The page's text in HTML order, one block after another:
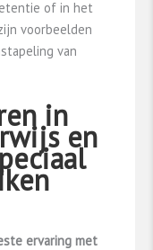
of in het
voorbeelden
van
in
en
ervaring met